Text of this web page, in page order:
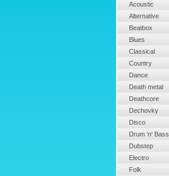
Acoustic
Alternative
Beatbox
Blues
Classical
Country
Dance
Death metal
Deathcore
Dechovky
Disco
Drum 'n' Bass
Dubstep
Electro
Folk